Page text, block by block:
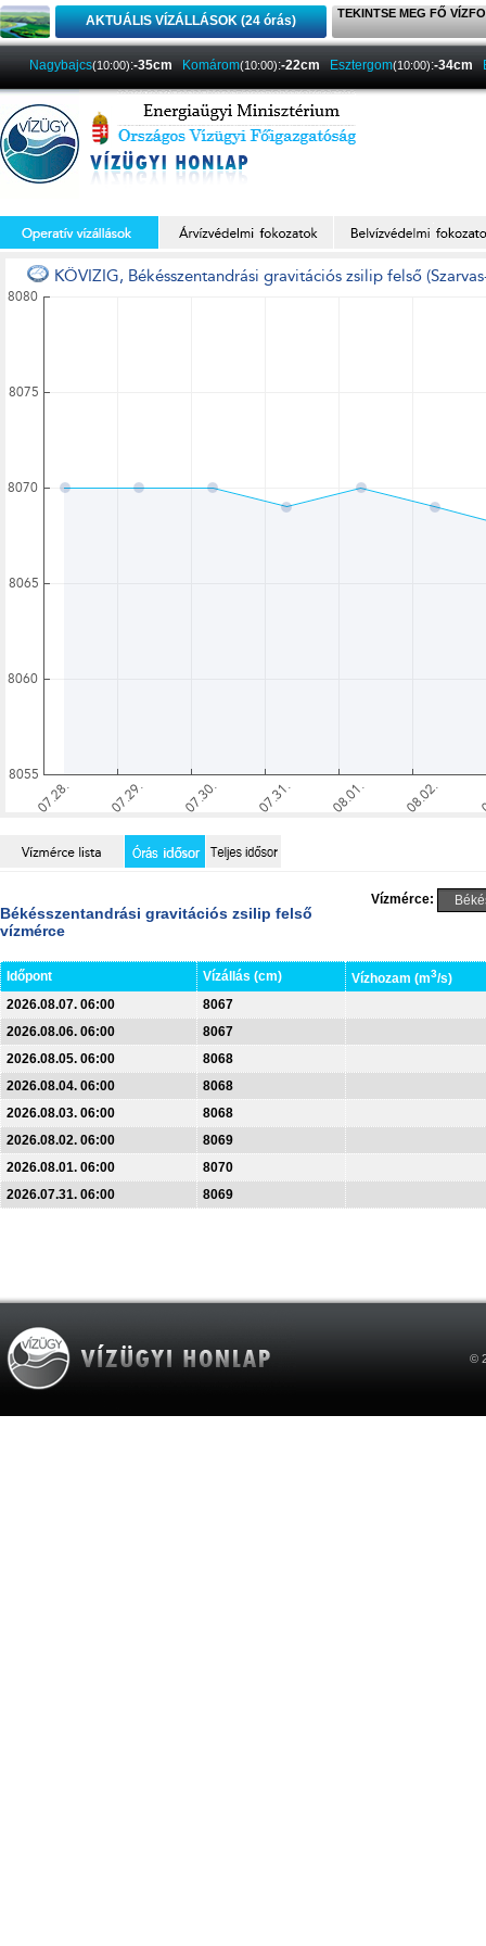
AKTUÁLIS VÍZÁLLÁSOK (24 órás) TEKINTSE MEG FŐ
Nagybajcs(10:00):-35cm Komárom(10:00):-22cm Esztergom(10:00):-34cm
Vízmérce:
Békésszentandrási gravitációs zsilip felső
vízmérce
Időpont Vízállás (cm) Vízhozam (m3/s)
2026.08.07. 06:00
8067
2026.08.06. 06:00
8067
2026.08.05. 06:00
8068
2026.08.04. 06:00
8068
2026.08.03. 06:00
8068
2026.08.02. 06:00
8069
2026.08.01. 06:00
8070
2026.07.31. 06:00
8069
©